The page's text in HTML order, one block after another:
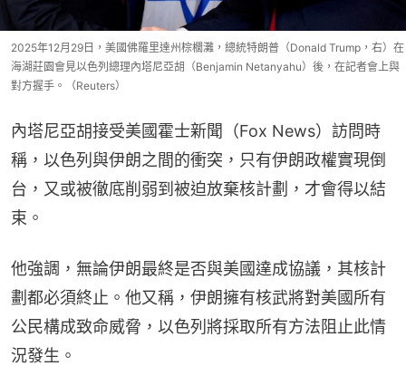
2025年12月29日，美國佛羅里達州棕櫚灘，總統特朗普（Donald Trump，右）在
海湖莊園會見以色列總理內塔尼亞胡（Benjamin Netanyahu）後，在記者會上與
對方握手。（Reuters）
內塔尼亞胡接受美國霍士新聞（Fox News）訪問時
稱，以色列與伊朗之間的衝突，只有伊朗政權實現倒
台，又或被徹底削弱到被迫放棄核計劃，才會得以結
束。
他強調，無論伊朗最終是否與美國達成協議，其核計
劃都必須終止。他又稱，伊朗擁有核武將對美國所有
公民構成致命威脅，以色列將採取所有方法阻止此情
況發生。